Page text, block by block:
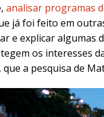
analisar programas
já foi feito em
e explicar algumas
os interesses
a pesquisa de